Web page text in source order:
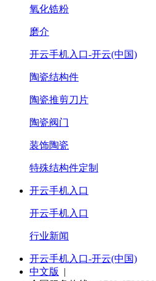
氧化锆粉
磨介
开云手机入口-开云(中国)
陶瓷结构件
陶瓷推剪刀片
陶瓷阀门
装饰陶瓷
特殊结构件定制
开云手机入口
开云手机入口
行业新闻
开云手机入口-开云(中国)
中文版
|